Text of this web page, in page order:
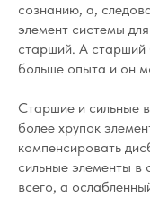
сознанию, а,
элемент системы
старший. А старший
больше опыта и он
Старшие и сильные
более хрупок
компенсировать
сильные элементы
всего, а